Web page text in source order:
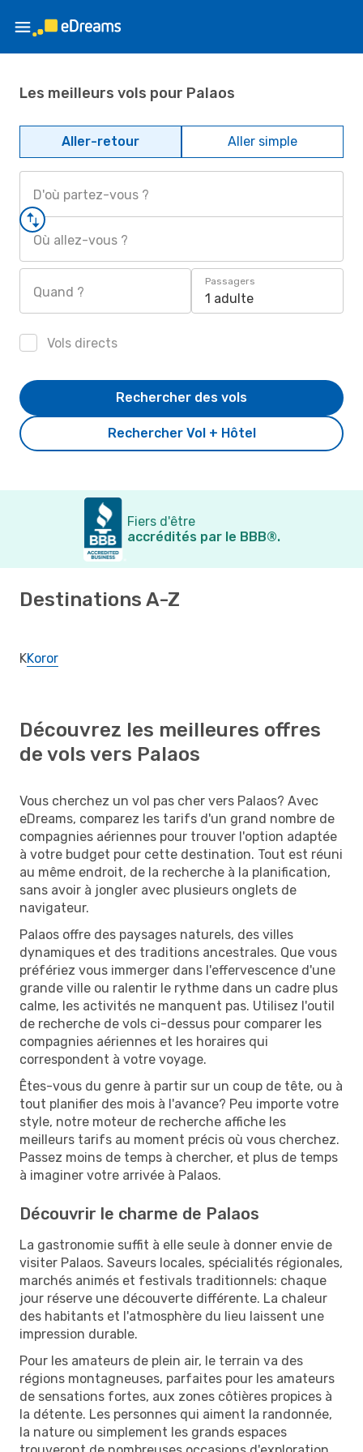
Les meilleurs vols pour Palaos
Aller-retour Aller simple
D'où partez-vous ?
Où allez-vous ?
Quand ?
Passagers
1 adulte
Vols directs
Rechercher Vol + Hôtel
Rechercher des vols
Fiers d'être
accrédités par le BBB®.
Destinations A-Z
KKoror
Découvrez les meilleures offres
de vols vers Palaos
Vous cherchez un vol pas cher vers Palaos? Avec
eDreams, comparez les tarifs d'un grand nombre de
compagnies aériennes pour trouver l'option adaptée
à votre budget pour cette destination. Tout est réuni
au même endroit, de la recherche à la planification,
sans avoir à jongler avec plusieurs onglets de
navigateur.
Palaos offre des paysages naturels, des villes
dynamiques et des traditions ancestrales. Que vous
préfériez vous immerger dans l'effervescence d'une
grande ville ou ralentir le rythme dans un cadre plus
calme, les activités ne manquent pas. Utilisez l'outil
de recherche de vols ci-dessus pour comparer les
compagnies aériennes et les horaires qui
correspondent à votre voyage.
Êtes-vous du genre à partir sur un coup de tête, ou à
tout planifier des mois à l'avance? Peu importe votre
style, notre moteur de recherche affiche les
meilleurs tarifs au moment précis où vous cherchez.
Passez moins de temps à chercher, et plus de temps
à imaginer votre arrivée à Palaos.
Découvrir le charme de Palaos
La gastronomie suffit à elle seule à donner envie de
visiter Palaos. Saveurs locales, spécialités régionales,
marchés animés et festivals traditionnels: chaque
jour réserve une découverte différente. La chaleur
des habitants et l'atmosphère du lieu laissent une
impression durable.
Pour les amateurs de plein air, le terrain va des
régions montagneuses, parfaites pour les amateurs
de sensations fortes, aux zones côtières propices à
la détente. Les personnes qui aiment la randonnée,
la nature ou simplement les grands espaces